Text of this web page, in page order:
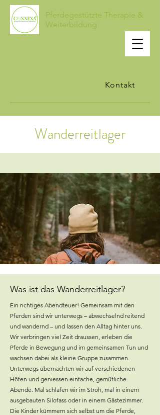
Kontakt
Pferdegestützte Therapie &
Weiterbildung
Wanderreitlager
Was ist das Wanderreitlager?
Ein richtiges Abendteuer! Gemeinsam mit den
Pferden sind wir unterwegs – abwechselnd reitend
und wandernd – und lassen den Alltag hinter uns.
Wir verbringen viel Zeit draussen, erleben die
Pferde in Bewegung und im gemeinsamen Tun und
wachsen dabei als kleine Gruppe zusammen.
​Unterwegs übernachten wir auf verschiedenen
Höfen und geniessen einfache, gemütliche
Abende. Mal schlafen wir im Stroh, mal in einem
ausgebauten Silofass oder in einem Gästezimmer.
Die Kinder kümmern sich selbst um die Pferde,